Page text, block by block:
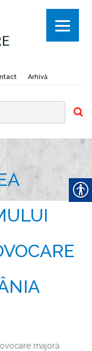
Arhivă
majoră